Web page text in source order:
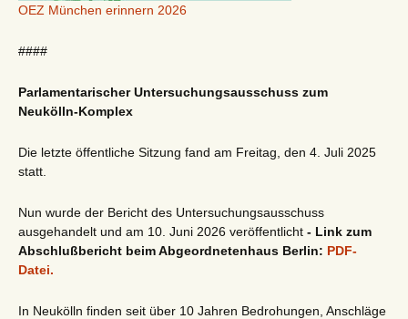
OEZ München erinnern 2026
####
Parlamentarischer Untersuchungsausschuss zum
Neukölln-Komplex
Die letzte öffentliche Sitzung fand am Freitag, den 4. Juli 2025
statt.
Nun wurde der Bericht des Untersuchungsausschuss
ausgehandelt und am 10. Juni 2026 veröffentlicht - Link zum
Abschlußbericht beim Abgeordnetenhaus Berlin: PDF-
Datei.
In Neukölln finden seit über 10 Jahren Bedrohungen, Anschläge